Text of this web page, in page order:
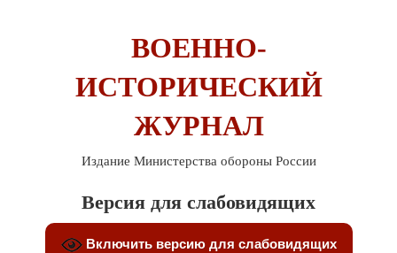
ВОЕННО-
ИСТОРИЧЕСКИЙ
ЖУРНАЛ
Издание Министерства обороны России
Версия для слабовидящих
Включить версию для слабовидящих